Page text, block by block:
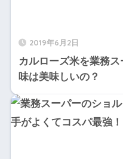
2019年6月2日
カルローズ米を業務
味は美味しいの？